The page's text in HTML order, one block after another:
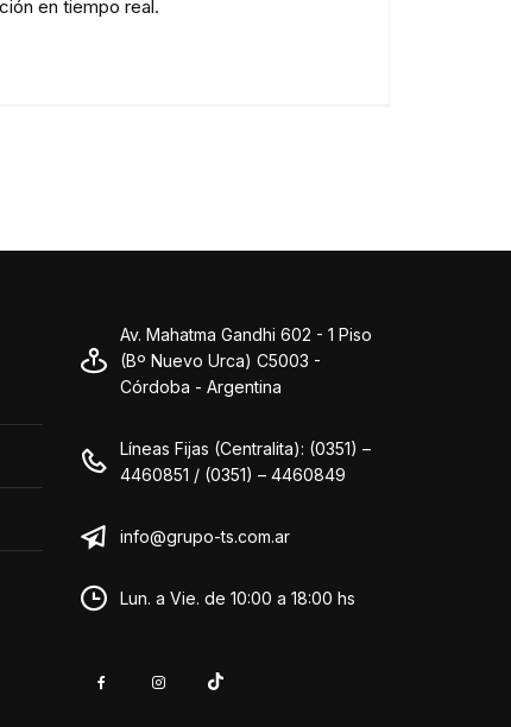
en tiempo real.
Av. Mahatma Gandhi 602 - 1 Piso
(Bº Nuevo Urca) C5003 -
Córdoba - Argentina
Líneas Fijas (Centralita): (0351) –
4460851 / (0351) – 4460849
info@grupo-ts.com.ar
Lun. a Vie. de 10:00 a 18:00 hs